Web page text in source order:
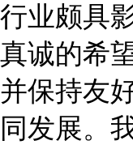
行业颇具
真诚的希
并保持友
同发展。